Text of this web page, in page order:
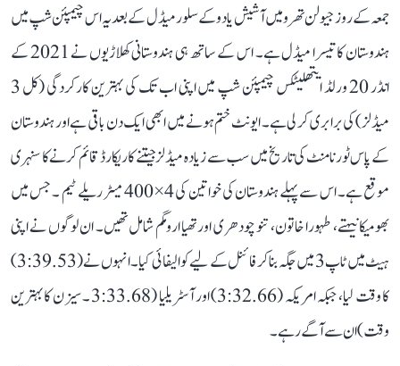
جمعہ کے روز جیولن تھرو میں آشیش یادو کے سلور میڈل کے بعد یہ اس چیمپئن شپ میں
ہندوستان کا تیسرا میڈل ہے۔ اس کے ساتھ ہی ہندوستانی کھلاڑیوں نے 2021 کے
انڈر 20 ورلڈ ایتھلیٹکس چیمپئن شپ میں اپنی اب تک کی بہترین کارکردگی (کل 3
میڈلز) کی برابری کر لی ہے۔ ایونٹ ختم ہونے میں ابھی ایک دن باقی ہے اور ہندوستان
کے پاس ٹورنامنٹ کی تاریخ میں سب سے زیادہ میڈلز جیتنے کا ریکارڈ قائم کرنے کا سنہری
موقع ہے۔ اس سے پہلے ہندوستان کی خواتین کی 4×400 میٹر ریلے ٹیم ۔ جس میں
بھومیکا نیہتے، طہورا خاتون، تنو چودھری اور تھیا ارومگم شامل تھیں۔ ان لوگوں نے اپنی
ہیٹ میں ٹاپ 3 میں جگہ بنا کر فائنل کے لیے کوالیفائی کیا۔ انہوں نے (3:39.53)
کا وقت لیا، جبکہ امریکہ (3:32.66) اور آسٹریلیا (3:33.68 ۔ سیزن کا بہترین
وقت) ان سے آگے رہے۔